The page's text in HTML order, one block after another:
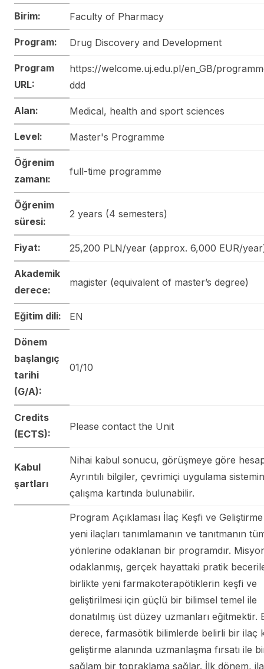
Birim: Faculty of Pharmacy
Program: Drug Discovery and Development
Program
URL:
https://welcome.uj.edu.pl/en_GB/
ddd
Alan: Medical, health and sport sciences
Level: Master's Programme
Öğrenim
zamanı:
full-time programme
Öğrenim
süresi:
2 years (4 semesters)
Fiyat: 25,200 PLN/year (approx. 6,000 EUR/
Akademik
derece:
magister (equivalent of master’s degree)
Eğitim dili: EN
Dönem
başlangıç
tarihi
(G/A):
01/10
Credits
(ECTS):
Please contact the Unit
Kabul
şartları
Nihai kabul sonucu, görüşmeye göre
Ayrıntılı bilgiler, çevrimiçi uygulama
çalışma kartında bulunabilir.
Program Açıklaması İlaç Keşfi ve
yeni ilaçları tanımlamanın ve tanıtmanın
yönlerine odaklanan bir programdır.
odaklanmış, gerçek hayattaki pratik
birlikte yeni farmakoterapötiklerin keşfi ve
geliştirilmesi için güçlü bir bilimsel temel ile
donatılmış üst düzey uzmanları eğitmektir.
derece, farmasötik bilimlerde belirli bir ilaç
geliştirme alanında uzmanlaşma fırsatı ile
sağlam bir topraklama sağlar. İlk dönem,